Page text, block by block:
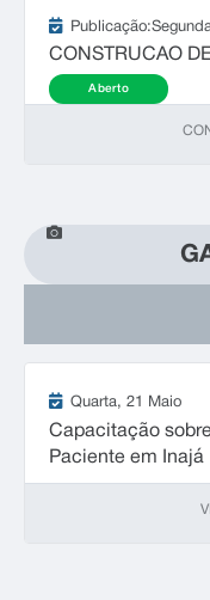
CONSTRUCAO
Aberto
Publicação:
Quarta 21 Maio
Capacitação
Paciente em Inajá